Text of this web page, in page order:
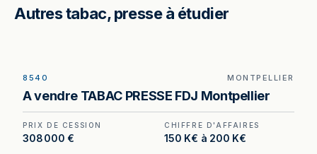
Autres tabac, presse à étudier
d'affaires, fermeture tous les week-ends.
8540 MONTPELLIER
A vendre TABAC PRESSE FDJ Montpellier
PRIX DE CESSION
308 000 €
CHIFFRE D'AFFAIRES
150 K€ à 200 K€